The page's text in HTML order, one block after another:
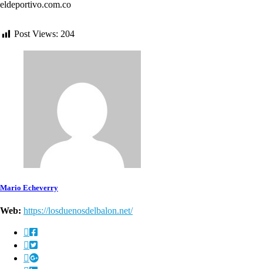
eldeportivo.com.co
Post Views: 204
Mario Echeverry
Web: https://losduenosdelbalon.net/